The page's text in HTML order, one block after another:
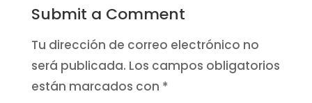
Submit a Comment
Tu dirección de correo electrónico no
será publicada. Los campos obligatorios
están marcados con *